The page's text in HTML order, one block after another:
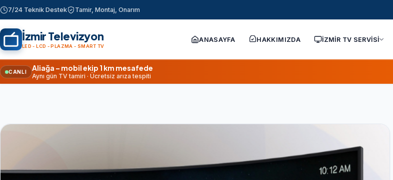
7/24 Teknik Destek Tamir, Montaj, Onarım
İzmir Televizyon
LED - LCD - PLAZMA - SMART TV
ANASAYFA HAKKIMIZDA İZMİR TV SERVİSİ
CANLI Aliağa – mobil ekip 1 km mesafede
Aynı gün TV tamiri · Ücretsiz arıza tespiti